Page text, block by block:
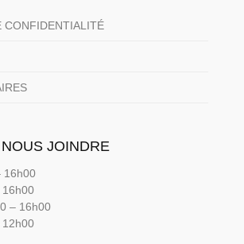
CONFIDENTIALITÉ
JOINDRE
16h00
– 16h00